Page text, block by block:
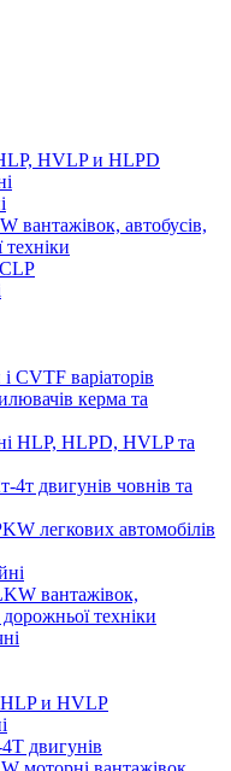
HVLP и HLPD
вантажівок, автобусів,
техніки
CVTF варіаторів
керма та
HLP, HLPD, HVLP та
4т двигунів човнів та
легкових автомобілів
вантажівок,
дорожньої техніки
HLP и HVLP
двигунів